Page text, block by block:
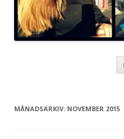
MÅNADSARKIV: NOVEMBER 2015